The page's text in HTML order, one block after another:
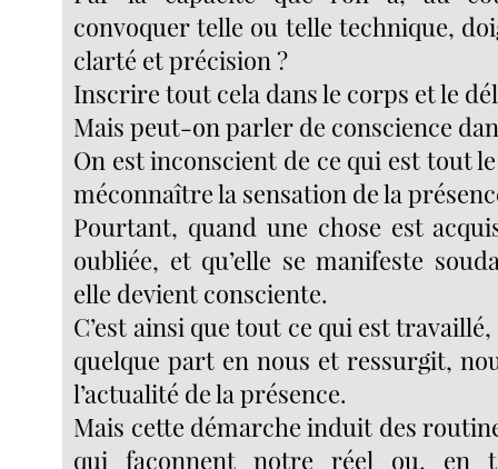
convoquer telle ou telle technique,
clarté et précision ?
Inscrire tout cela dans le corps et le
Mais peut-on parler de conscience
On est inconscient de ce qui est tout
méconnaître la sensation de la
Pourtant, quand une chose est
oubliée, et qu’elle se manifeste
elle devient consciente.
C’est ainsi que tout ce qui est
quelque part en nous et ressurgit,
l’actualité de la présence.
Mais cette démarche induit des
qui façonnent notre réel ou, en